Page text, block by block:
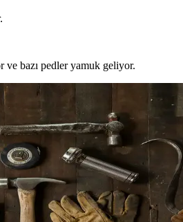
ve bazı pedler yamuk geliyor.